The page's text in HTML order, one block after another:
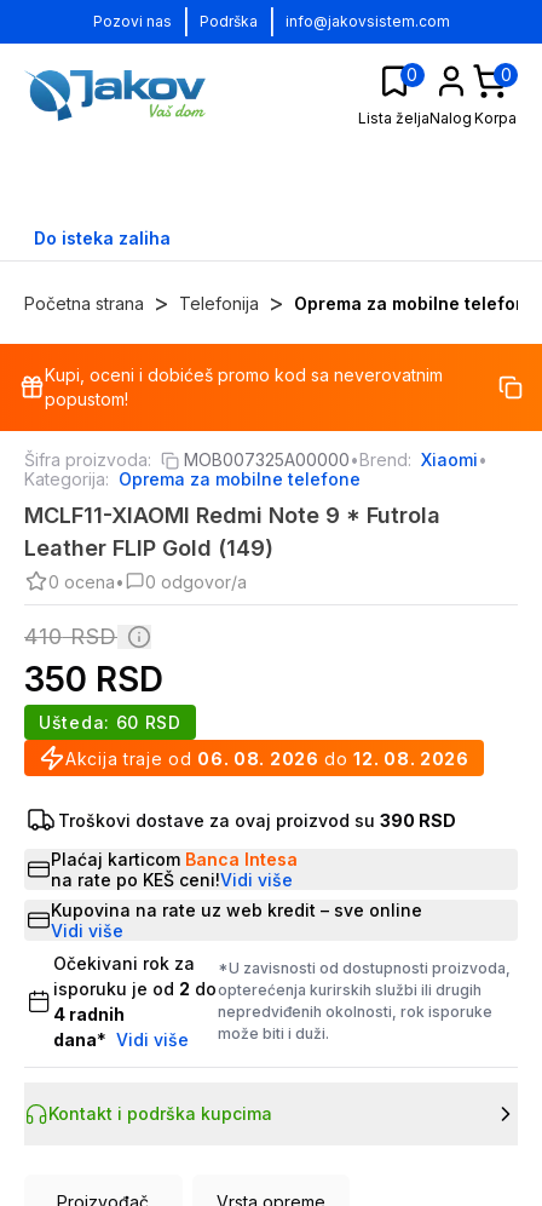
Pozovi nas Podrška info@jakovsistem.com
0
Lista željaNalog
0
Korpa
Do isteka zaliha
Početna strana > Telefonija > Oprema za mobilne telefone
%
Kupi, oceni i dobićeš promo kod sa neverovatnim
popustom!
Šifra proizvoda: MOB007325A00000•Brend: Xiaomi•
Kategorija: Oprema za mobilne telefone
MCLF11-XIAOMI Redmi Note 9 * Futrola
Leather FLIP Gold (149)
0 ocena• 0 odgovor/a
410RSD
350 RSD
Akcija traje od 06. 08. 2026 do 12. 08. 2026
Ušteda: 60 RSD
Troškovi dostave za ovaj proizvod su 390 RSD
Plaćaj karticom Banca Intesa
na rate po KEŠ ceni!Vidi više
Kupovina na rate uz web kredit – sve online
Vidi više
Očekivani rok za
isporuku je od 2 do
4 radnih
dana* Vidi više
*U zavisnosti od dostupnosti proizvoda,
opterećenja kurirskih službi ili drugih
nepredviđenih okolnosti, rok isporuke
može biti i duži.
Kontakt i podrška kupcima
Proizvođač
Vrsta opreme